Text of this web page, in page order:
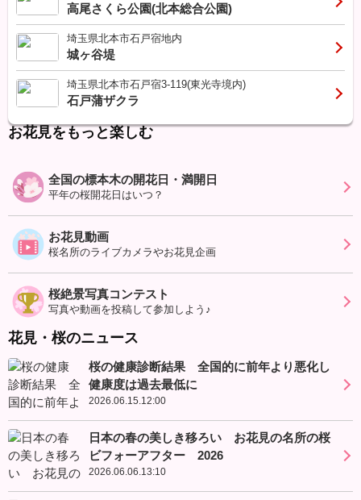
高尾さくら公園(北本総合公園)
埼玉県北本市石戸宿地内
城ヶ谷堤
埼玉県北本市石戸宿3-119(東光寺境内)
石戸蒲ザクラ
お花見をもっと楽しむ
全国の標本木の開花日・満開日
平年の桜開花日はいつ？
お花見動画
桜名所のライブカメラやお花見企画
桜絶景写真コンテスト
写真や動画を投稿して参加しよう♪
花見・桜のニュース
桜の健康診断結果 全国的に前年より悪化し
健康度は過去最低に
2026.06.15.12:00
日本の春の美しき移ろい お花見の名所の桜
ビフォーアフター 2026
2026.06.06.13:10